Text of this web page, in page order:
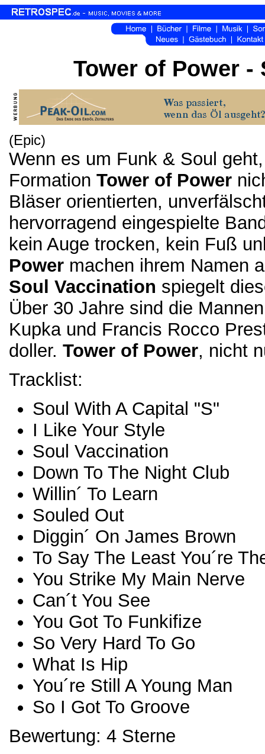
Tower of Power -
(Epic)
Wenn es um Funk & Soul
Formation Tower of Power
Bläser orientierten,
hervorragend eingespielte
kein Auge trocken, kein Fuß
Power machen ihrem Namen
Soul Vaccination spiegelt
Über 30 Jahre sind die
Kupka und Francis Rocco
doller. Tower of Power, nicht
Tracklist:
Soul With A Capital "S"
I Like Your Style
Soul Vaccination
Down To The Night Club
Willin´ To Learn
Souled Out
Diggin´ On James Brown
To Say The Least You´re
You Strike My Main Nerve
Can´t You See
You Got To Funkifize
So Very Hard To Go
What Is Hip
You´re Still A Young Man
So I Got To Groove
Bewertung: 4 Sterne